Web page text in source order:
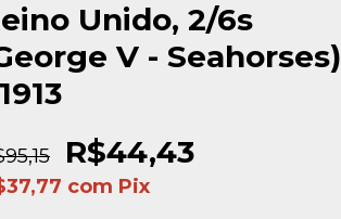
Unido, 2/6s
V - Seahorses)
R$44,43
com Pix